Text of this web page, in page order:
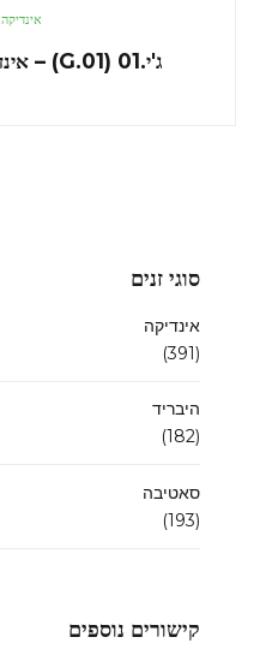
אינדיקה
ג'י.01 (G.01) – אינדיקה T22/C4
סוגי זנים
אינדיקה
(391)
היבריד
(182)
סאטיבה
(193)
קישורים נוספים